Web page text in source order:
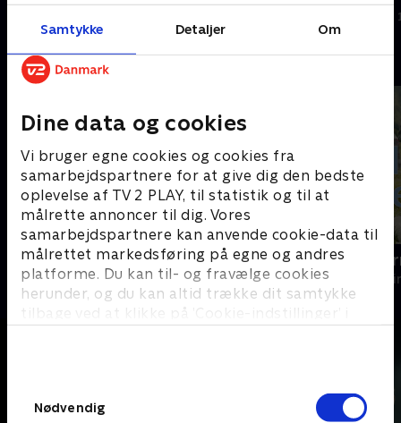
Samtykke Detaljer Om
Dine data og cookies
Vi bruger egne cookies og cookies fra
samarbejdspartnere for at give dig den bedste
oplevelse af TV 2 PLAY, til statistik og til at
målrette annoncer til dig. Vores
samarbejdspartnere kan anvende cookie-data til
målrettet markedsføring på egne og andres
platforme. Du kan til- og fravælge cookies
herunder, og du kan altid trække dit samtykke
tilbage ved at klikke på ’Cookie-indstillinger’ i
Nødvendig
hans elskerinde indblandes i en
ulykke.
vælge mellem ægteskab og
karriere.
Andre så også
En sag for Frost
Krimi & Spænding • 8 sæsoner
Mord i
Krimi &